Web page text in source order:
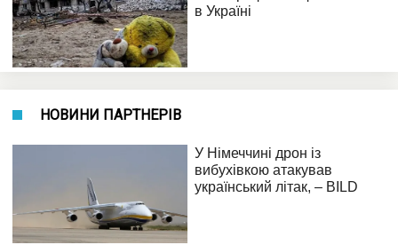
НОВИНИ ПАРТНЕРІВ